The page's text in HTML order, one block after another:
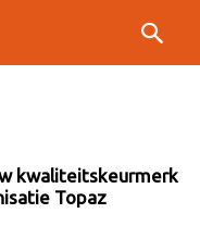
kwaliteitskeurmerk
Topaz